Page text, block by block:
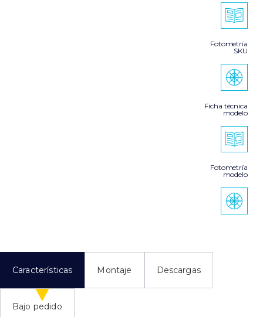
Fotometría
SKU
Ficha técnica
modelo
Fotometría
modelo
Características Montaje Descargas
Bajo pedido